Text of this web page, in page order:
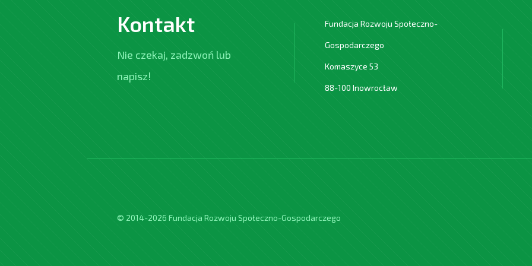
Kontakt
Nie czekaj, zadzwoń lub
napisz!
Fundacja Rozwoju Społeczno-
Gospodarczego
Komaszyce 53
88-100 Inowrocław
© 2014-2026 Fundacja Rozwoju Społeczno-Gospodarczego